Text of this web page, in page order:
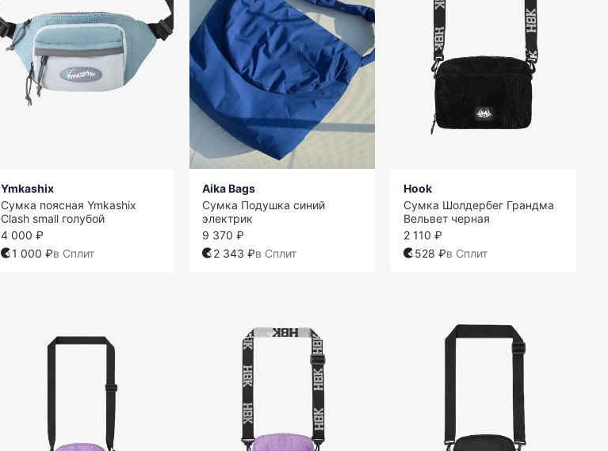
Ymkashix
Сумка поясная Ymkashix
Clash small голубой
4 000 ₽
1 000 ₽в Сплит
Aika Bags
Сумка Подушка синий
электрик
9 370 ₽
2 343 ₽в Сплит
Hook
Сумка Шолдербег Грандма
Вельвет черная
2 110 ₽
528 ₽в Сплит